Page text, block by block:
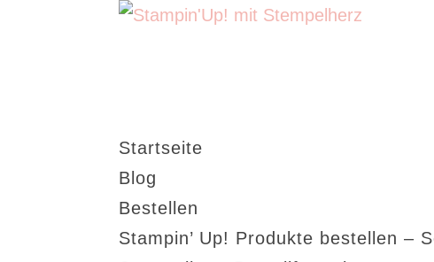
Startseite
Blog
Bestellen
Stampin’ Up! Produkte bestellen –